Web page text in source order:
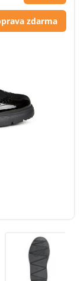
zdarma